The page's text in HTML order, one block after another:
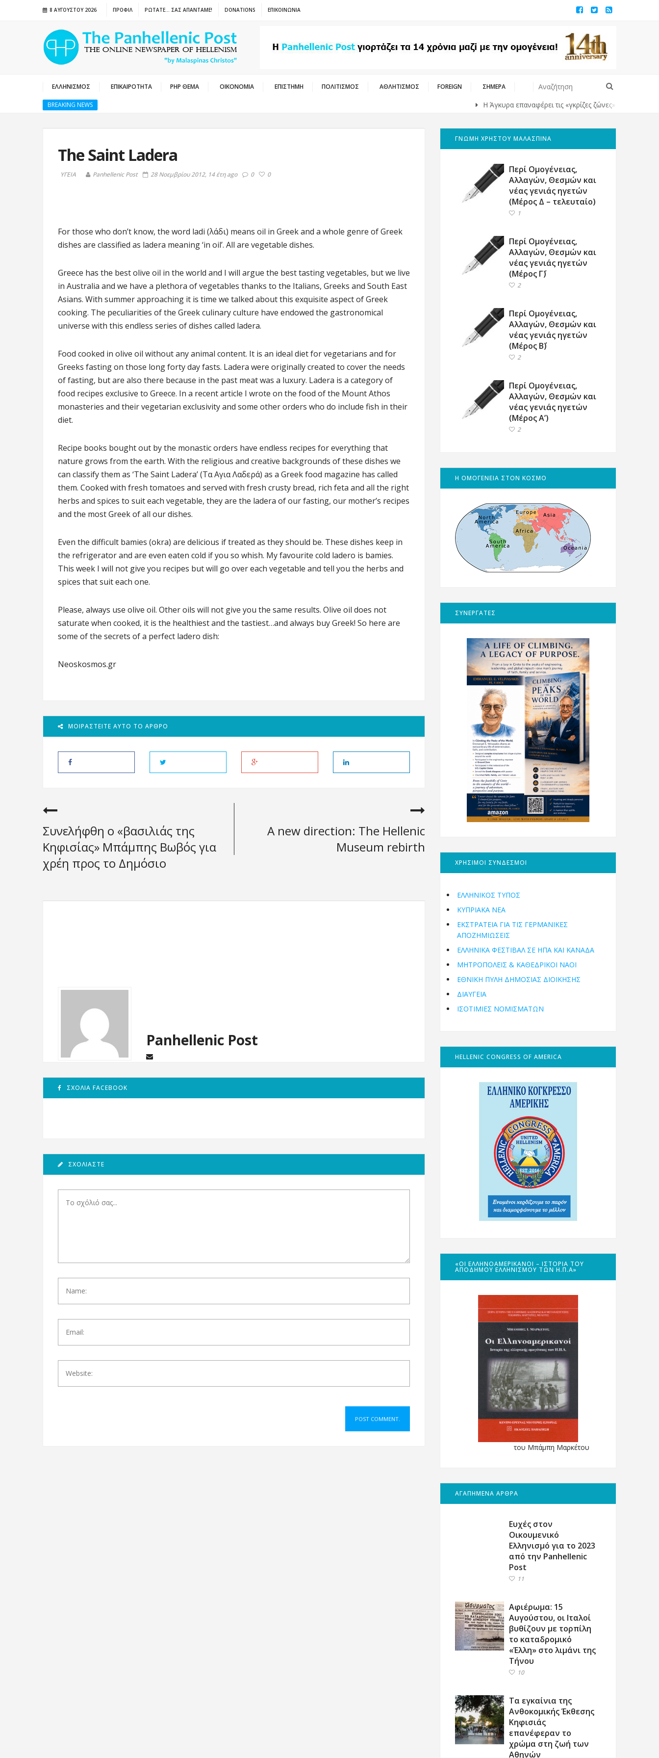
8 ΑΥΓΟΎΣΤΟΥ 2026 ΠΡΟΦΙΛ ΡΩΤΑΤΕ… ΣΑΣ ΑΠΑΝΤΑΜΕ! DONATIONS ΕΠΙΚΟΙΝΩΝΙΑ
ΕΛΛΗΝΙΣΜΟΣ ΕΠΙΚΑΙΡΟΤΗΤΑ PHP ΘΕΜΑ ΟΙΚΟΝΟΜΙΑ ΕΠΙΣΤΗΜΗ ΠΟΛΙΤΙΣΜΟΣ ΑΘΛΗΤΙΣΜΟΣ FOREIGN ΣΗΜΕΡΑ
BREAKING NEWS Η Άγκυρα επαναφέρει τις «γκρίζες ζώνες» στο Αιγαίο με
The Saint Ladera
ΥΓΕΙΑ Panhellenic Post 28 Νοεμβρίου 2012, 14 έτη ago 0 0
For those who don’t know, the word ladi (λάδι) means oil in Greek and a whole genre of Greek
dishes are classified as ladera meaning ‘in oil’. All are vegetable dishes.
Greece has the best olive oil in the world and I will argue the best tasting vegetables, but we live
in Australia and we have a plethora of vegetables thanks to the Italians, Greeks and South East
Asians. With summer approaching it is time we talked about this exquisite aspect of Greek
cooking. The peculiarities of the Greek culinary culture have endowed the gastronomical
universe with this endless series of dishes called ladera.
Food cooked in olive oil without any animal content. It is an ideal diet for vegetarians and for
Greeks fasting on those long forty day fasts. Ladera were originally created to cover the needs
of fasting, but are also there because in the past meat was a luxury. Ladera is a category of
food recipes exclusive to Greece. In a recent article I wrote on the food of the Mount Athos
monasteries and their vegetarian exclusivity and some other orders who do include fish in their
diet.
Recipe books bought out by the monastic orders have endless recipes for everything that
nature grows from the earth. With the religious and creative backgrounds of these dishes we
can classify them as ‘The Saint Ladera’ (Τα Αγια Λαδερά) as a Greek food magazine has called
them. Cooked with fresh tomatoes and served with fresh crusty bread, rich feta and all the right
herbs and spices to suit each vegetable, they are the ladera of our fasting, our mother’s recipes
and the most Greek of all our dishes.
Even the difficult bamies (okra) are delicious if treated as they should be. These dishes keep in
the refrigerator and are even eaten cold if you so whish. My favourite cold ladero is bamies.
This week I will not give you recipes but will go over each vegetable and tell you the herbs and
spices that suit each one.
Please, always use olive oil. Other oils will not give you the same results. Olive oil does not
saturate when cooked, it is the healthiest and the tastiest…and always buy Greek! So here are
some of the secrets of a perfect ladero dish:
Neoskosmos.gr
ΜΟΙΡΑΣΤΕΊΤΕ ΑΥΤΌ ΤΟ ΆΡΘΡΟ
Συνελήφθη ο «βασιλιάς της
Κηφισίας» Μπάμπης Βωβός για
χρέη προς το Δημόσιο
A new direction: The Hellenic
Museum rebirth
Panhellenic Post
ΣΧΌΛΙΑ FACEBOOK
ΣΧΟΛΙΆΣΤΕ
ΓΝΩΜΗ ΧΡΗΣΤΟΥ ΜΑΛΑΣΠΙΝΑ
Περί Ομογένειας,
Αλλαγών, Θεσμών και
νέας γενιάς ηγετών
(Μέρος Δ – τελευταίο)
1
Περί Ομογένειας,
Αλλαγών, Θεσμών και
νέας γενιάς ηγετών
(Μέρος Γ΄)
2
Περί Ομογένειας,
Αλλαγών, Θεσμών και
νέας γενιάς ηγετών
(Μέρος Β΄)
2
Περί Ομογένειας,
Αλλαγών, Θεσμών και
νέας γενιάς ηγετών
(Μέρος Α’)
2
Η ΟΜΟΓΕΝΕΙΑ ΣΤΟΝ ΚΟΣΜΟ
ΣΥΝΕΡΓΑΤΕΣ
ΧΡΗΣΙΜΟΙ ΣΥΝΔΕΣΜΟΙ
ΕΛΛΗΝΙΚΟΣ ΤΥΠΟΣ
ΚΥΠΡΙΑΚΑ ΝΕΑ
ΕΚΣΤΡΑΤΕΙΑ ΓΙΑ ΤΙΣ ΓΕΡΜΑΝΙΚΕΣ
ΑΠΟΖΗΜΙΩΣΕΙΣ
ΕΛΛΗΝΙΚΆ ΦΕΣΤΙΒΆΛ ΣΕ ΗΠΑ ΚΑΙ ΚΑΝΑΔΑ
ΜΗΤΡΟΠΌΛΕΙΣ & ΚΑΘΕΔΡΙΚΟΊ ΝΑΟΊ
ΕΘΝΙΚΉ ΠΎΛΗ ΔΗΜΌΣΙΑΣ ΔΙΟΊΚΗΣΗΣ
ΔΙΑΥΓΕΙΑ
ΙΣΟΤΙΜΙΕΣ ΝΟΜΙΣΜΑΤΩΝ
HELLENIC CONGRESS OF AMERICA
«ΟΙ ΕΛΛΗΝΟΑΜΕΡΙΚΑΝΟΊ – ΙΣΤΟΡΊΑ ΤΟΥ
ΑΠΌΔΗΜΟΥ ΕΛΛΗΝΙΣΜΟΎ ΤΩΝ Η.Π.Α»
του Μπάμπη Μαρκέτου
ΑΓΑΠΗΜΕΝΑ ΑΡΘΡΑ
Ευχές στον
Οικουμενικό
Ελληνισμό για το 2023
από την Panhellenic
Post
11
Αφιέρωμα: 15
Αυγούστου, οι Ιταλοί
βυθίζουν με τορπίλη
το καταδρομικό
«Έλλη» στο λιμάνι της
Τήνου
10
Τα εγκαίνια της
Ανθοκομικής Έκθεσης
Κηφισιάς
επανέφεραν το
χρώμα στη ζωή των
Αθηνών